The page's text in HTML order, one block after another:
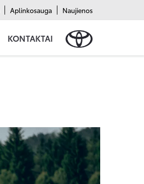
Aplinkosauga Naujienos
KONTAKTAI